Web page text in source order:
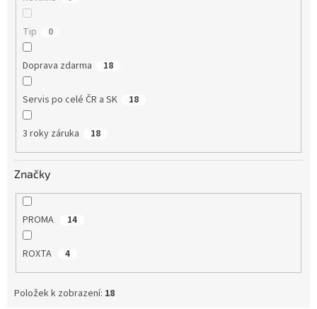
Tip 0
Doprava zdarma 18
Servis po celé ČR a SK 18
3 roky záruka 18
Značky
PROMA 14
ROXTA 4
Položek k zobrazení: 18